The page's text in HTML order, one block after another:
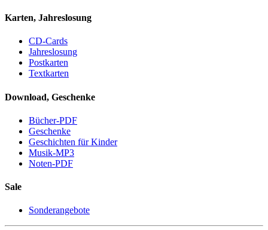
Karten, Jahreslosung
CD-Cards
Jahreslosung
Postkarten
Textkarten
Download, Geschenke
Bücher-PDF
Geschenke
Geschichten für Kinder
Musik-MP3
Noten-PDF
Sale
Sonderangebote